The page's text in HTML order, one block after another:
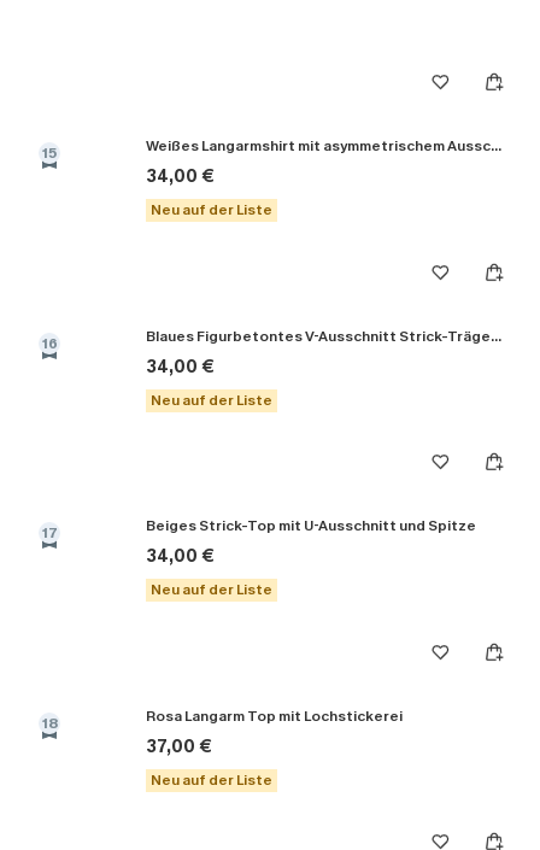
15 Weißes Langarmshirt mit asymmetrischem Ausschnitt
34,00 €
Neu auf der Liste
16 Blaues Figurbetontes V-Ausschnitt Strick-Träger-Top
34,00 €
Neu auf der Liste
17 Beiges Strick-Top mit U-Ausschnitt und Spitze
34,00 €
Neu auf der Liste
18 Rosa Langarm Top mit Lochstickerei
37,00 €
Neu auf der Liste